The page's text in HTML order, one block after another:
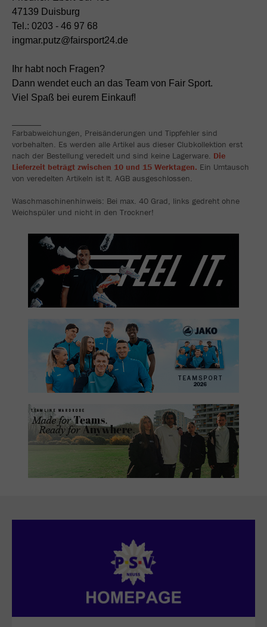
47139 Duisburg
Tel.: 0203 - 46 97 68
ingmar.putz@fairsport24.de
Ihr habt noch Fragen?
Dann wendet euch an das Team von Fair Sport.
Viel Spaß bei eurem Einkauf!
Farbabweichungen, Preisänderungen und Tippfehler sind
vorbehalten. Es werden alle Artikel aus dieser Clubkollektion erst
nach der Bestellung veredelt und sind keine Lagerware. Die
Lieferzeit beträgt zwischen 10 und 15 Werktagen. Ein Umtausch
von veredelten Artikeln ist lt. AGB ausgeschlossen.
Waschmaschinenhinweis: Bei max. 40 Grad, links gedreht ohne
Weichspüler und nicht in den Trockner!